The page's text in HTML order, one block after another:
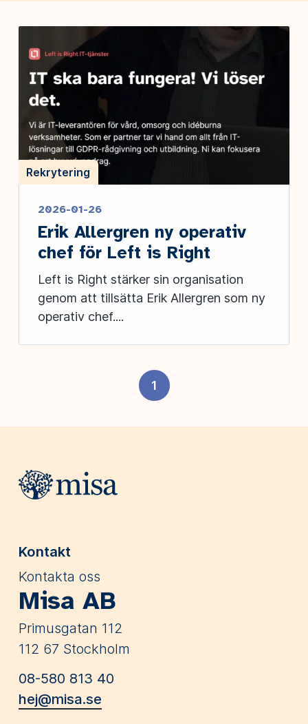
Rekrytering
2026-01-26
Erik Allergren ny operativ
chef för Left is Right
Left is Right stärker sin organisation
genom att tillsätta Erik Allergren som ny
operativ chef....
1
Webbplatsens sidfot
Kontakt
Kontakta oss
Misa AB
Primusgatan 112
112 67 Stockholm
08-580 813 40
hej@misa.se